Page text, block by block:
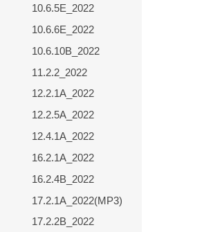
10.6.5E_2022
10.6.6E_2022
10.6.10B_2022
11.2.2_2022
12.2.1A_2022
12.2.5A_2022
12.4.1A_2022
16.2.1A_2022
16.2.4B_2022
17.2.1A_2022(MP3)
17.2.2B_2022